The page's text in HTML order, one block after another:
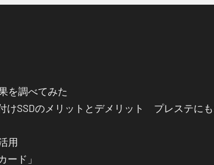
を調べてみた
SSDのメリットとデメリット プレステに
用
ード」